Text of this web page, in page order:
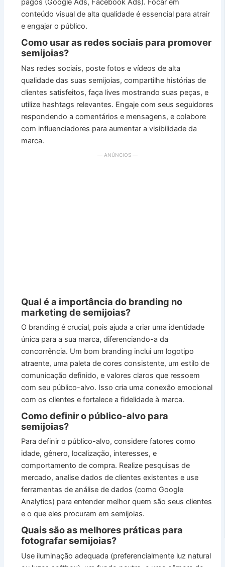
pagos (Google Ads, Facebook Ads). Focar em
conteúdo visual de alta qualidade é essencial para atrair
e engajar o público.
Como usar as redes sociais para promover
semijoias?
Nas redes sociais, poste fotos e vídeos de alta
qualidade das suas semijoias, compartilhe histórias de
clientes satisfeitos, faça lives mostrando suas peças, e
utilize hashtags relevantes. Engaje com seus seguidores
respondendo a comentários e mensagens, e colabore
com influenciadores para aumentar a visibilidade da
marca.
— ANÚNCIOS —
Qual é a importância do branding no
marketing de semijoias?
O branding é crucial, pois ajuda a criar uma identidade
única para a sua marca, diferenciando-a da
concorrência. Um bom branding inclui um logotipo
atraente, uma paleta de cores consistente, um estilo de
comunicação definido, e valores claros que ressoem
com seu público-alvo. Isso cria uma conexão emocional
com os clientes e fortalece a fidelidade à marca.
Como definir o público-alvo para
semijoias?
Para definir o público-alvo, considere fatores como
idade, gênero, localização, interesses, e
comportamento de compra. Realize pesquisas de
mercado, analise dados de clientes existentes e use
ferramentas de análise de dados (como Google
Analytics) para entender melhor quem são seus clientes
e o que eles procuram em semijoias.
Quais são as melhores práticas para
fotografar semijoias?
Use iluminação adequada (preferencialmente luz natural